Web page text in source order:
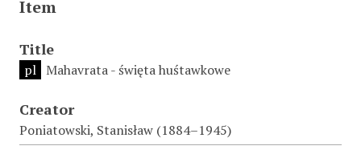
Item
Title
pl Mahavrata - święta huśtawkowe
Creator
Poniatowski, Stanisław (1884–1945)